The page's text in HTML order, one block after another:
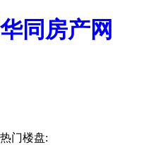
华同房产网
热门楼盘: